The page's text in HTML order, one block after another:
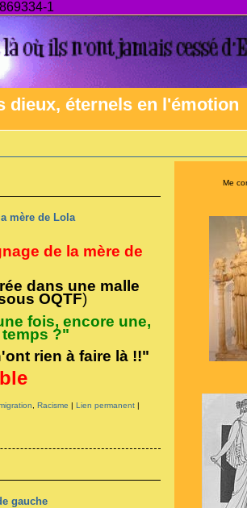
1
dieux, éternels en l'émotion
Me
mère de Lola
de la mère de
dans une malle
OQTF)
fois, encore une,
?"
rien à faire là !!"
Racisme | Lien permanent|
gauche